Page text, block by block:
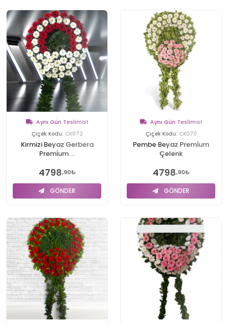
Aynı Gün Teslimat
Çiçek Kodu: CK072
Kirmizi Beyaz Gerbera
Premİum ...
4798,90₺
GÖNDER
Aynı Gün Teslimat
Çiçek Kodu: CK070
Pembe Beyaz Premİum
Çelenk
4798,90₺
GÖNDER